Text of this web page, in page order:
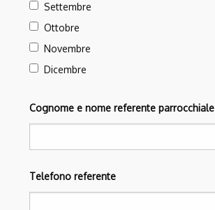
Settembre
Ottobre
Novembre
Dicembre
Cognome e nome referente parrocchiale
Telefono referente